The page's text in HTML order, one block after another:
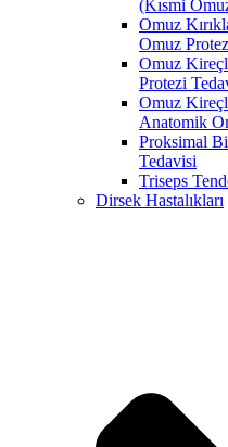
(Kısmi
Omuz
Omuz
Omuz
Protezi
Omuz
Anatomik
Proksimal
Tedavisi
Triseps
Dirsek Hastalıkları